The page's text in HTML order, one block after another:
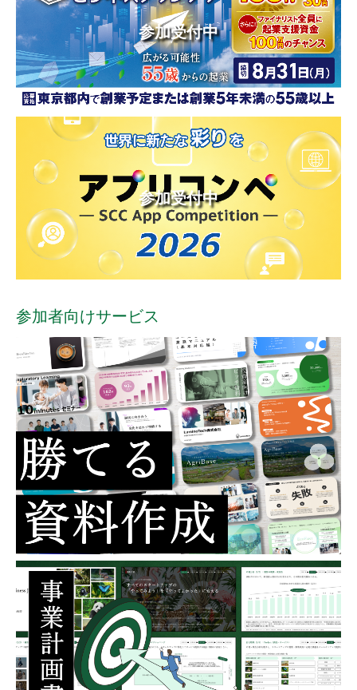
参加受付中
参加受付中
参加者向けサービス